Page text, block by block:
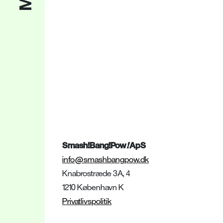
nyhedsbrev
Smash!Bang!Pow!ApS
info@smashbangpow.dk
Knabrostræde 3A, 4
1210 København K
Privatlivspolitik